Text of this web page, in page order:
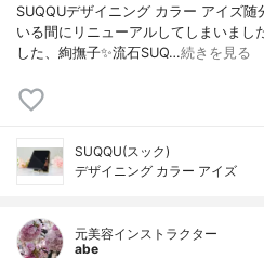
SUQQUデザイニング カラー アイズ
いる間にリニューアルしてしまいまし
した、絢撫子✨流石SUQ…続きを見る
SUQQU(スック)
デザイニング カラー アイズ
元美容インストラクター
abe